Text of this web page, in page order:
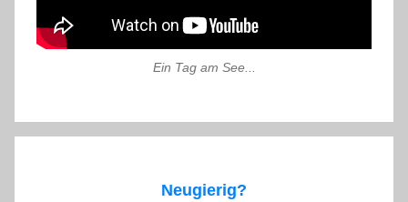
Ein Tag am See...
Neugierig?